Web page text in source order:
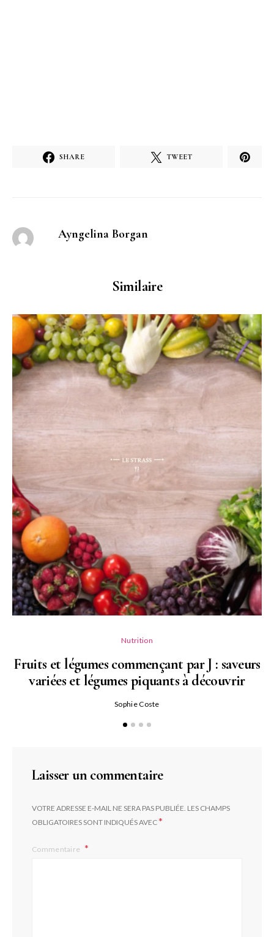
SHARE TWEET
Ayngelina Borgan
Similaire
Nutrition
Fruits et légumes commençant par J : saveurs
variées et légumes piquants à découvrir
Sophie Coste
Laisser un commentaire
VOTRE ADRESSE E-MAIL NE SERA PAS PUBLIÉE. LES CHAMPS
OBLIGATOIRES SONT INDIQUÉS AVEC*
Commentaire